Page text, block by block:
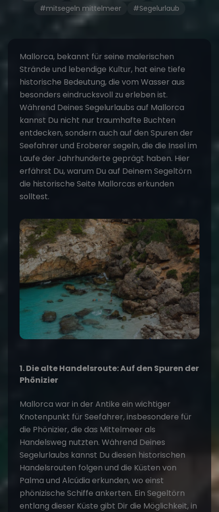
#mitsegeln mittelmeer
#Segelurlaub
Mallorca, bekannt für seine malerischen
Strände und lebendige Kultur, hat eine tiefe
historische Bedeutung, die vom Wasser aus
besonders eindrucksvoll zu erleben ist.
Während Deines Segelurlaubs auf Mallorca
kannst Du nicht nur traumhafte Buchten
entdecken, sondern auch auf den Spuren der
Seefahrer und Eroberer segeln, die die Insel im
Laufe der Jahrhunderte geprägt haben. Hier
erfährst Du, warum Du auf Deinem Segeltörn
die historische Seite Mallorcas erkunden
solltest.
1. Die alte Handelsroute: Auf den Spuren der
Phönizier
Mallorca war in der Antike ein wichtiger
Knotenpunkt für Seefahrer, insbesondere für
die Phönizier, die das Mittelmeer als
Handelsweg nutzten. Während Deines
Segelurlaubs kannst Du diesen historischen
Handelsrouten folgen und die Küsten von
Palma und Alcúdia erkunden, wo einst
phönizische Schiffe ankerten. Ein Segeltörn
entlang dieser Küste gibt Dir die Möglichkeit, in